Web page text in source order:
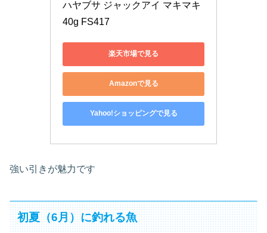
ハヤブサ ジャックアイ マキマキ
40g FS417
楽天市場で見る
Amazonで見る
Yahoo!ショッピングで見る
強い引きが魅力です
初夏（6月）に釣れる魚